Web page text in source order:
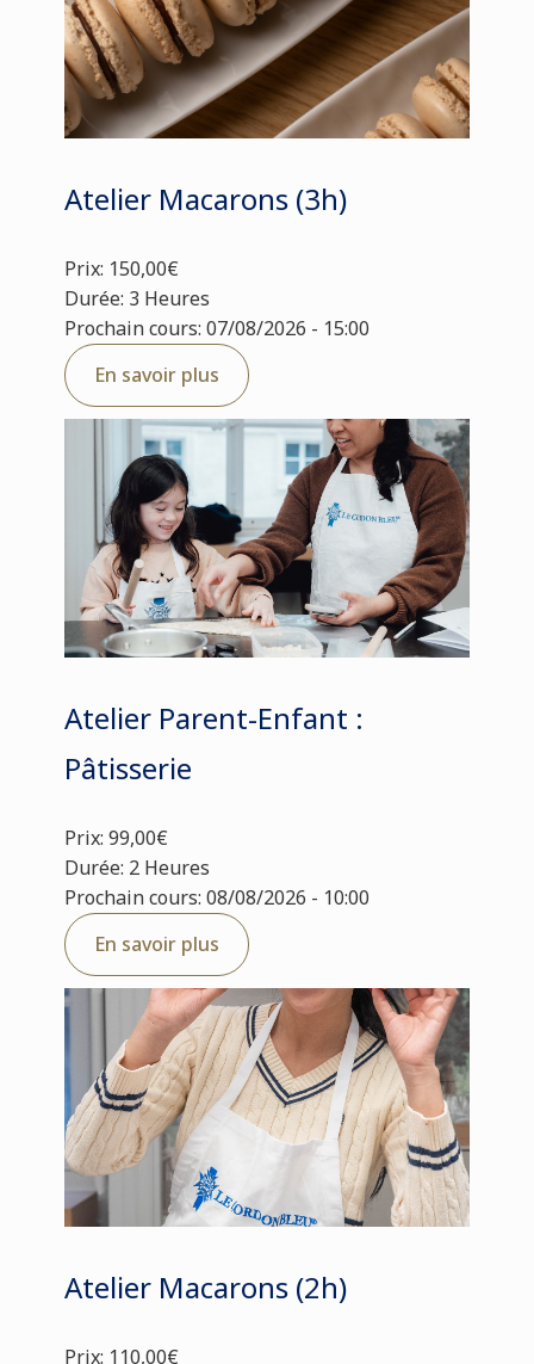
Atelier Macarons (3h)
Prix: 150,00€
Durée: 3 Heures
Prochain cours: 07/08/2026 - 15:00
En savoir plus
Atelier Parent-Enfant :
Pâtisserie
Prix: 99,00€
Durée: 2 Heures
Prochain cours: 08/08/2026 - 10:00
En savoir plus
Atelier Macarons (2h)
Prix: 110,00€